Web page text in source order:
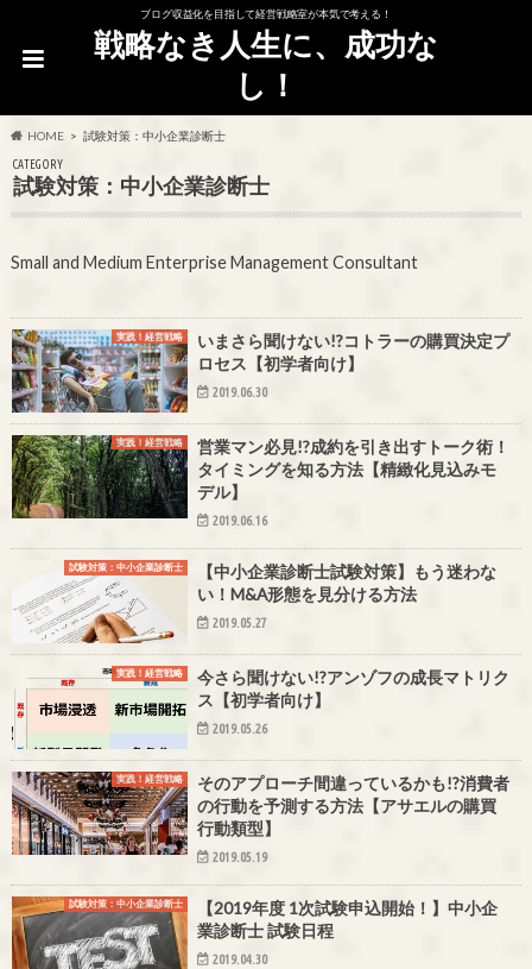
ブログ収益化を目指して経営戦略室が本気で考える！
戦略なき人生に、成功な
し！
HOME 試験対策：中小企業診断士
CATEGORY
試験対策：中小企業診断士
Small and Medium Enterprise Management Consultant
実践！経営戦略
いまさら聞けない!?コトラーの購買決定プ
ロセス【初学者向け】
2019.06.30
実践！経営戦略
営業マン必見!?成約を引き出すトーク術！
タイミングを知る方法【精緻化見込みモ
デル】
2019.06.16
試験対策：中小企業診断士
【中小企業診断士試験対策】もう迷わな
い！M&A形態を見分ける方法
2019.05.27
実践！経営戦略
今さら聞けない!?アンゾフの成長マトリク
ス【初学者向け】
2019.05.26
実践！経営戦略
そのアプローチ間違っているかも!?消費者
の行動を予測する方法【アサエルの購買
行動類型】
2019.05.19
試験対策：中小企業診断士
【2019年度 1次試験申込開始！】中小企
業診断士 試験日程
2019.04.30